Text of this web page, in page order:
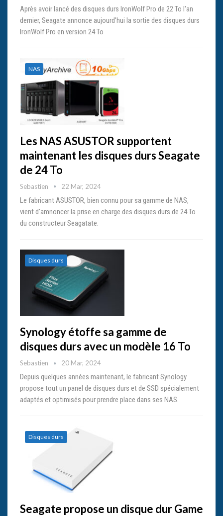
Après avoir lancé des disques durs IronWolf Pro de 22 To l'an
dernier, Seagate annonce aujourd'hui la sortie des disques durs
IronWolf Pro en version 24 To
NAS
Les NAS ASUSTOR supportent
maintenant les disques durs Seagate
de 24 To
Sebastien 22 Mar, 2024
Le fabricant ASUSTOR, bien connu pour sa gamme de NAS,
vient d'amnoncer la prise en charge des disques durs de 24 To
du constructeur Seagatate.
Disques durs
Synology étoffe sa gamme de
disques durs avec un modèle 16 To
Sebastien 20 Mar, 2024
Depuis quelques années maintenant, le fabricant Synology
propose tout un panel de disques durs et de SSD spécialement
adaptés et optimisés pour prendre place dans ses NAS.
Disques durs
Seagate propose un disque dur Game